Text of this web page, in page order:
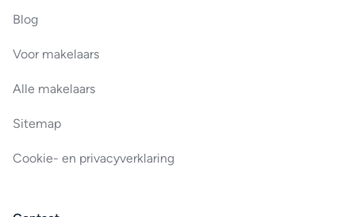
Blog
Voor makelaars
Alle makelaars
Sitemap
Cookie- en privacyverklaring